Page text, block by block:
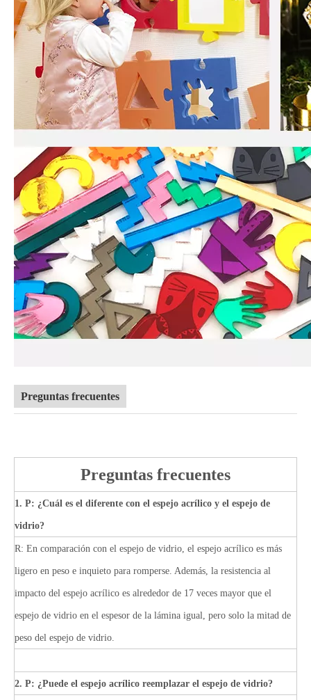
Preguntas frecuentes
Preguntas frecuentes
1. P: ¿Cuál es el diferente con el espejo acrílico y el espejo de
vidrio?
R: En comparación con el espejo de vidrio, el espejo acrílico es más
ligero en peso e inquieto para romperse. Además, la resistencia al
impacto del espejo acrílico es alrededor de 17 veces mayor que el
espejo de vidrio en el espesor de la lámina igual, pero solo la mitad de
peso del espejo de vidrio.
2. P: ¿Puede el espejo acrílico reemplazar el espejo de vidrio?